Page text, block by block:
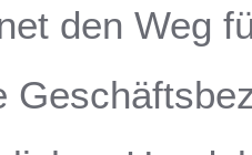
den Weg